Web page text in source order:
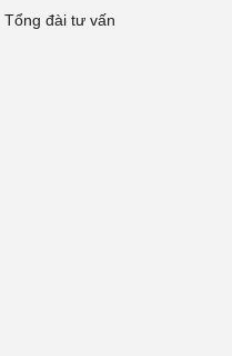
Tổng đài tư vấn